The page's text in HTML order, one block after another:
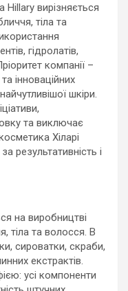
вирізняється
тіла та
гідролатів,
компанії –
інноваційних
шкіри.
та виключає
Хіларі
результативність і
на виробництві
тіла та волосся. В
сироватки, скраби,
екстрактів.
усі компоненти